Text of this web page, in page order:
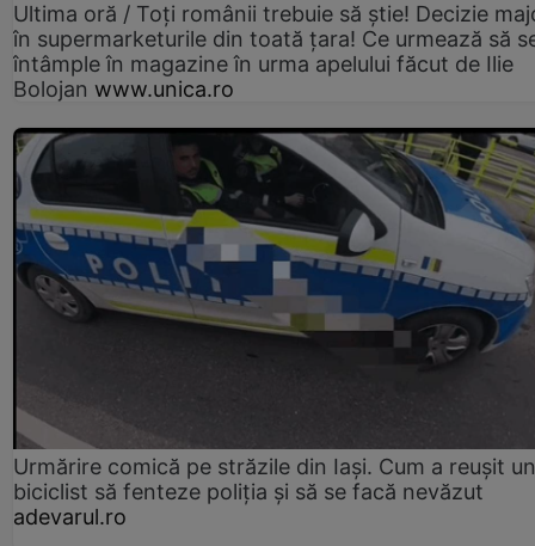
Ultima oră / Toți românii trebuie să știe! Decizie
în supermarketurile din toată țara! Ce urmează să
întâmple în magazine în urma apelului făcut de Ilie
Bolojan www.unica.ro
Urmărire comică pe străzile din Iași. Cum a reușit un
biciclist să fenteze poliția și să se facă nevăzut
adevarul.ro